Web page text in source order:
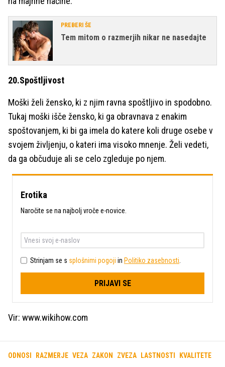
PREBERI ŠE
Tem mitom o razmerjih nikar ne nasedajte
20.Spoštljivost
Moški želi žensko, ki z njim ravna spoštljivo in spodobno.
Tukaj moški išče žensko, ki ga obravnava z enakim
spoštovanjem, ki bi ga imela do katere koli druge osebe v
svojem življenju, o kateri ima visoko mnenje. Želi vedeti,
da ga občuduje ali se celo zgleduje po njem.
Erotika
Naročite se na najbolj vroče e-novice.
Strinjam se s splošnimi pogoji in Politiko zasebnosti
PRIJAVI SE
Vir: www.wikihow.com
ODNOSI RAZMERJE VEZA ZAKON ZVEZA LASTNOSTI KVALITETE